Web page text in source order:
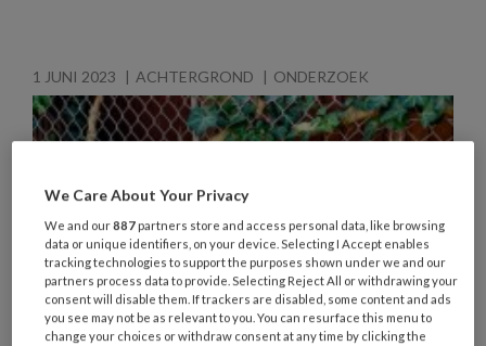
1 JUNI 2023 ACHTERGROND ONDERZOEK
We Care About Your Privacy
We and our887 partners store and access personal data, like browsing
data or unique identifiers, on your device. Selecting I Accept enables
tracking technologies to support the purposes shown under we and our
partners process data to provide. Selecting Reject All or withdrawing your
consent will disable them. If trackers are disabled, some content and ads
you see may not be as relevant to you. You can resurface this menu to
change your choices or withdraw consent at any time by clicking the